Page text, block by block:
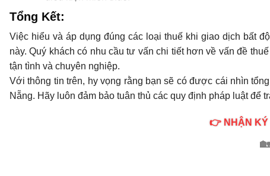
Tổng Kết:
Việc hiểu và áp dụng đúng các loại thuế khi giao dịch bất
này. Quý khách có nhu cầu tư vấn chi tiết hơn về vấn đề
tận tình và chuyên nghiệp.
Với thông tin trên, hy vọng rằng bạn sẽ có được cái nhìn
Nẵng. Hãy luôn đảm bảo tuân thủ các quy định pháp luật để
👉 NHẬN